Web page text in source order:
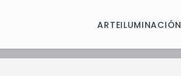
ARTEILUMINACIÓN